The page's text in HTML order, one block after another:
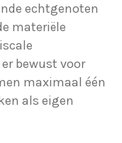
echtgenoten
materiële
bewust voor
maximaal één
als eigen